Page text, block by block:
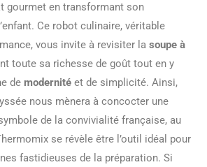
gourmet en transformant son
Ce robot culinaire, véritable
vous invite à revisiter la soupe à
toute sa richesse de goût tout en y
de modernité et de simplicité. Ainsi,
nous mènera à concocter une
de la convivialité française, au
se révèle être l’outil idéal pour
fastidieuses de la préparation. Si